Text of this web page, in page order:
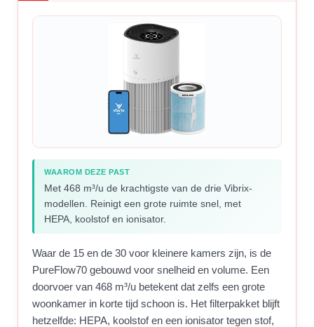
WAAROM DEZE PAST
Met 468 m³/u de krachtigste van de drie Vibrix-
modellen. Reinigt een grote ruimte snel, met
HEPA, koolstof en ionisator.
Waar de 15 en de 30 voor kleinere kamers zijn, is de
PureFlow70 gebouwd voor snelheid en volume. Een
doorvoer van 468 m³/u betekent dat zelfs een grote
woonkamer in korte tijd schoon is. Het filterpakket blijft
hetzelfde: HEPA, koolstof en een ionisator tegen stof,